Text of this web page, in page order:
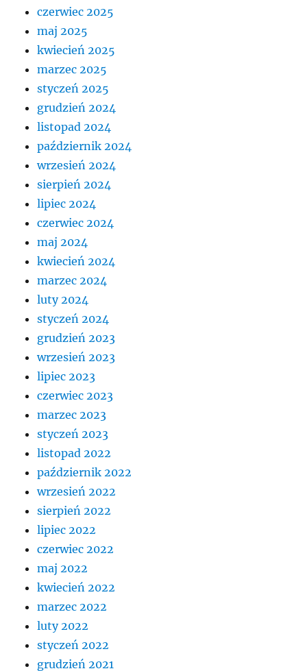
czerwiec 2025
maj 2025
kwiecień 2025
marzec 2025
styczeń 2025
grudzień 2024
listopad 2024
październik 2024
wrzesień 2024
sierpień 2024
lipiec 2024
czerwiec 2024
maj 2024
kwiecień 2024
marzec 2024
luty 2024
styczeń 2024
grudzień 2023
wrzesień 2023
lipiec 2023
czerwiec 2023
marzec 2023
styczeń 2023
listopad 2022
październik 2022
wrzesień 2022
sierpień 2022
lipiec 2022
czerwiec 2022
maj 2022
kwiecień 2022
marzec 2022
luty 2022
styczeń 2022
grudzień 2021